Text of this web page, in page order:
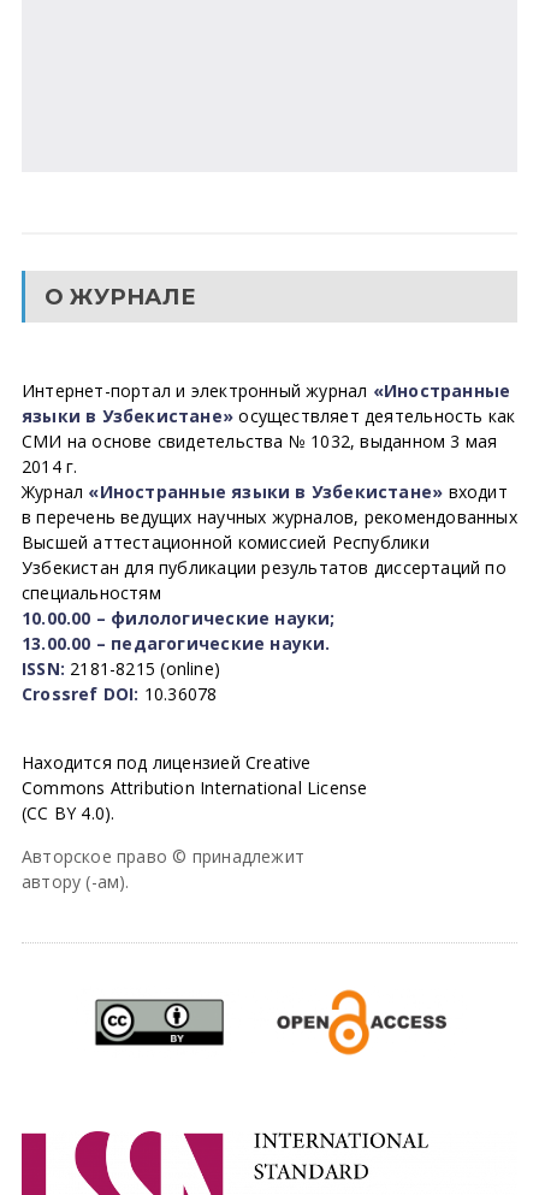
О ЖУРНАЛЕ
Интернет-портал и электронный журнал «Иностранные
языки в Узбекистане» осуществляет деятельность как
СМИ на основе свидетельства № 1032, выданном 3 мая
2014 г.
Журнал «Иностранные языки в Узбекистане» входит
в перечень ведущих научных журналов, рекомендованных
Высшей аттестационной комиссией Республики
Узбекистан для публикации результатов диссертаций по
специальностям
10.00.00 – филологические науки;
13.00.00 – педагогические науки.
ISSN: 2181-8215 (online)
Crossref DOI: 10.36078
Находится под лицензией Creative
Commons Attribution International License
(CC BY 4.0).
Авторское право © принадлежит
автору (-ам).